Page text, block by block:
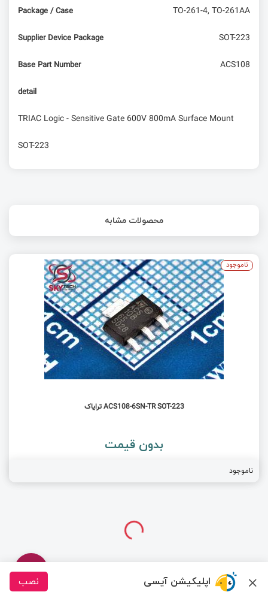
Package / Case TO-261-4, TO-261AA
Supplier Device Package SOT-223
Base Part Number ACS108
detail
TRIAC Logic - Sensitive Gate 600V 800mA Surface Mount
SOT-223
محصولات مشابه
ACS108-6SN-TR SOT-223 ترایاک
بدون قیمت
ناموجود
ناموجود
درباره ما تماس با ما قوانین و مقررات اپلیکیشن آیسی نصب